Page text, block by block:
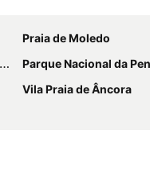
Praia de Moledo
Parque Nacional da
Vila Praia de Âncora